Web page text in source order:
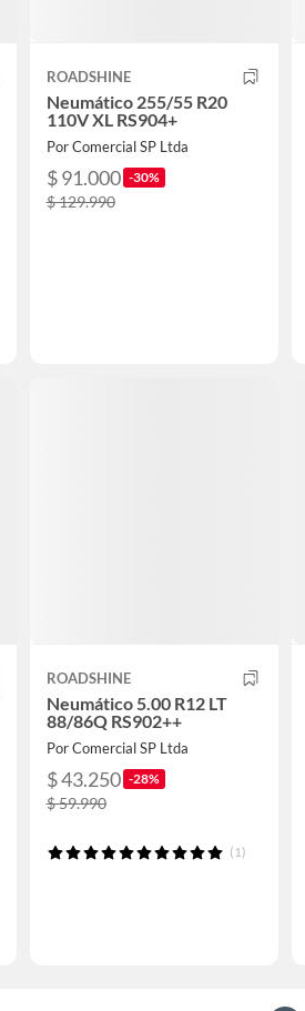
ROADSHINE
Neumático 255/55 R20
110V XL RS904+
Por Comercial SP Ltda
$ 91.000 -30%
$ 129.990
ROADSHINE
Neumático 5.00 R12 LT
88/86Q RS902++
Por Comercial SP Ltda
$ 43.250 -28%
$ 59.990
(1)